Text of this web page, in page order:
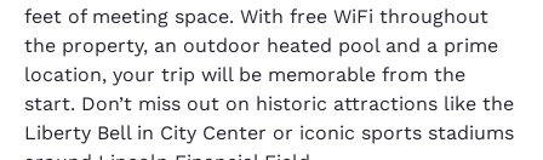
feet of meeting space. With free WiFi throughout
the property, an outdoor heated pool and a prime
location, your trip will be memorable from the
start. Don’t miss out on historic attractions like the
Liberty Bell in City Center or iconic sports stadiums